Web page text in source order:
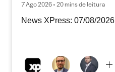
7 Ago 2026 • 20 mins de leitura
News XPress: 07/08/2026